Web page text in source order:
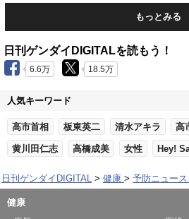
もっとみる
日刊ゲンダイDIGITALを読もう！
6.6万 18.5万
人気キーワード
高市首相 板東英二 清水アキラ 高
黄川田仁志 高橋成美 女性 Hey!
日刊ゲンダイDIGITAL 健康 予防ニュース
健康